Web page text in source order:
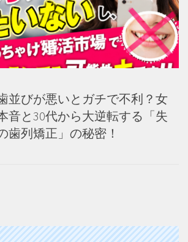
並びが悪いとガチで不利？女
音と30代から大逆転する「失
歯列矯正」の秘密！